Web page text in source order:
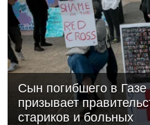
Сын погибшего в
призывает
стариков и больных